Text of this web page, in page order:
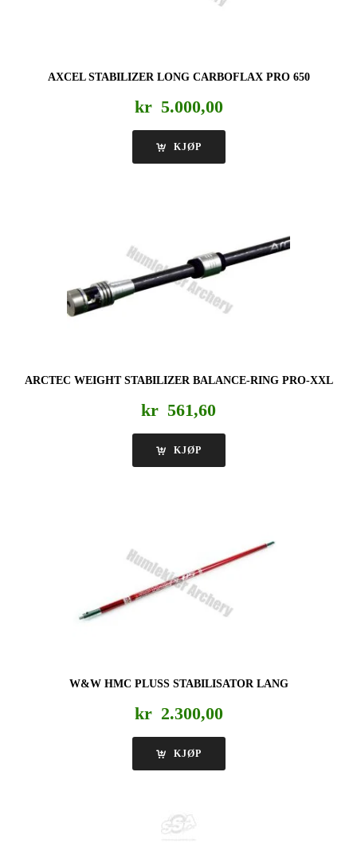
AXCEL STABILIZER LONG CARBOFLAX PRO 650
kr 5.000,00
KJØP
ARCTEC WEIGHT STABILIZER BALANCE-RING PRO-XXL
kr 561,60
KJØP
W&W HMC PLUSS STABILISATOR LANG
kr 2.300,00
KJØP